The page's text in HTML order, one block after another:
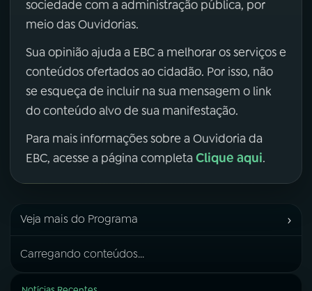
sociedade com a administração pública, por
meio das Ouvidorias.
Sua opinião ajuda a EBC a melhorar os serviços e
conteúdos ofertados ao cidadão. Por isso, não
se esqueça de incluir na sua mensagem o link
do conteúdo alvo de sua manifestação.
Para mais informações sobre a Ouvidoria da
EBC, acesse a página completa Clique aqui.
Veja mais do Programa ›
Carregando conteúdos...